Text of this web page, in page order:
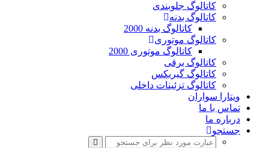
کاتالوگ جلوبندی
کاتالوگ بدنه
کاتالوگ بدنه 2000
کاتالوگ موتوری
کاتالوگ موتوری 2000
کاتالوگ برقی
کاتالوگ گیربکس
کاتالوگ تزئینات داخلی
ویتارا سواران
تماس با ما
درباره ما
جستجو